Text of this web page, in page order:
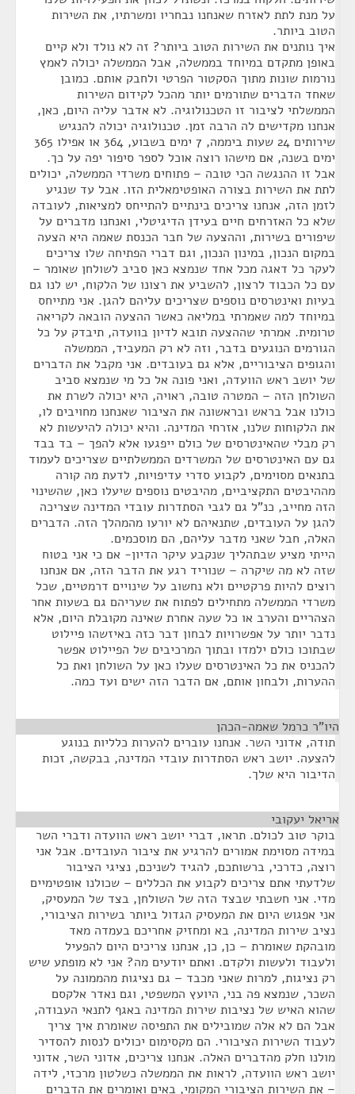
על מנת לתת לאזרח שאנחנו נבחריו ומשרתיו, את השירות
הטוב ביותר.
איך נותנים את השירות הטוב ביותר? זה לא נולד ולא קיים
באופן מתקדם במיוחד בממשלה, אבל הממשלה יכולה לאמץ
נורמות שונות מתוך הסקטור הפרטי ולחבק אותם. כמובן
שאחד הדברים שתורמים יותר מהכל לקידום השירות
הממשלתי לציבור זו הטכנולוגיה. לא אדבר עליה היום, כאן,
אנחנו מקדישים לה הרבה זמן. טכנולוגיה יכולה להנגיש
שירותים 24 שעות ביממה, 7 ימים בשבוע, 364 או אפילו 365
ימים בשנה, אם מישהו רוצה אוכל לספר סיפור יפה על כך.
אבל זו ההנגשה הכי טובה – פתוחים משרדי הממשלה, יכולים
לתת את השירות בצורה האופטימאלית הזו. אבל עד שנגיע
לזמן הזה, אנחנו צריכים בינתיים להתייחס למציאות, לעובדה
שלא כל האזרחים חיים בעידן הדיגיטלי, ואנחנו מדברים על
שיפורים בשירות, וההצעה של חבר הכנסת שאמה היא הצעה
במקום הנכון, במינון הנכון, וגם דברי הפתיחה שלו צריכים
לעקר כל דאגה מכל אחד שנמצא כאן סביב לשולחן שאומר –
עם כל הכבוד לרצון, להשביע את רצונו של הלקוח, יש לנו גם
בעיות ואינטרסים נוספים שצריכים עליהם להגן. אני מתייחס
במיוחד למה שאמרתי במליאה כאשר ההצעה הובאה לקריאה
טרומית. אמרתי שההצעה תובא לדיון בוועדה, תיבדק על כל
הגורמים הנוגעים בדבר, וזה לא רק המעביד, הממשלה
והגופים הציבוריים, אלא גם בעובדים. אני מקבל את הדברים
של יושב ראש הוועדה, ואני פונה אל כל מי שנמצא סביב
השולחן הזה – המטרה טובה, ראויה, היא יכולה לשרת את
כולנו אבל בראש ובראשונה את הציבור שאנחנו מחויבים לו,
את הלקוחות שלנו, אזרחי המדינה. והיא יכולה להיעשות לא
רק מבלי שהאינטרסים של כולם ייפגעו אלא להפך – בד בבד
גם עם האינטרסים של המשרדים הממשלתיים שצריכים לעמוד
בתנאים מסוימים, לקבוע סדרי עדיפויות, לדעת מה קורה
מההיבטים התקציביים, מהיבטים נוספים שיעלו כאן, שהשינוי
הזה מחייב, כנ"ל גם לגבי הסתדרות עובדי המדינה שצריכה
להגן על העובדים, שתנאיהם לא יורעו מהמהלך הזה. הדברים
האלה, חבל שאני מדבר עליהם, הם מוסכמים.
הייתי מציע שבתהליך שנקבע עיקר הדיון- אם כי אני בטוח
שזה לא מה שיקרה – שנוריד רגע את הדבר הזה, אם אנחנו
רוצים להיות פרקטיים ולא נחשוב על שינויים דרמטיים, שכל
משרדי הממשלה מתחילים לפתוח את שעריהם גם בשעות אחר
הצהריים והערב או כל שעה אחרת שאינה מקובלת היום, אלא
נדבר יותר על אפשרויות לבחון דבר כזה באיזשהו פיילוט
שבתוכו כולם ילמדו ובתוך המרכיבים של הפיילוט אפשר
להכניס את כל האינטרסים שעלו כאן על השולחן ואת כל
ההערות, ולבחון אותם, אם הדבר הזה ישים ועד כמה.
היו"ר כרמל שאמה-הכהן
תודה, אדוני השר. אנחנו עוברים להערות כלליות בנוגע
להצעה. יושב ראש הסתדרות עובדי המדינה, בבקשה, זכות
הדיבור היא שלך.
אריאל יעקובי
בוקר טוב לכולם. תראו, דברי יושב ראש הוועדה ודברי השר
במידה מסוימת אמורים להרגיע את ציבור העובדים. אבל אני
רוצה, כדרכי, ברשותכם, להגיד לשניכם, נציגי הציבור
שלדעתי אתם צריכים לקבוע את הכללים – שכולנו אופטימיים
מדי. אני חשבתי שבצד הזה של השולחן, בצד של המעסיק,
אני אפגוש היום את המעסיק הגדול ביותר בשירות הציבורי,
נציב שירות המדינה, בא ומחזיק אחריכם בעמדה מאד
מובהקת שאומרת – כן, כן, אנחנו צריכים היום להפעיל
ולעבוד ולעשות ולקדם. ואתם יודעים מה? אני לא מופתע שיש
רק נציגות, למרות שאני מכבד – גם נציגות מהממונה על
השכר, שנמצא פה בני, היועץ המשפטי, וגם נאדר אלקסם
שהוא האיש של נציבות שירות המדינה באגף לתנאי העבודה,
אבל הם לא אלה שמובילים את התפיסה שאומרת איך צריך
לעבוד השירות הציבורי. הם מקסימום יכולים לנסות להסדיר
מולנו חלק מהדברים האלה. אנחנו צריכים, אדוני השר, אדוני
יושב ראש הוועדה, לראות את הממשלה כשלטון מרכזי, לידה
– את השירות הציבורי המקומי, באים ואומרים את הדברים